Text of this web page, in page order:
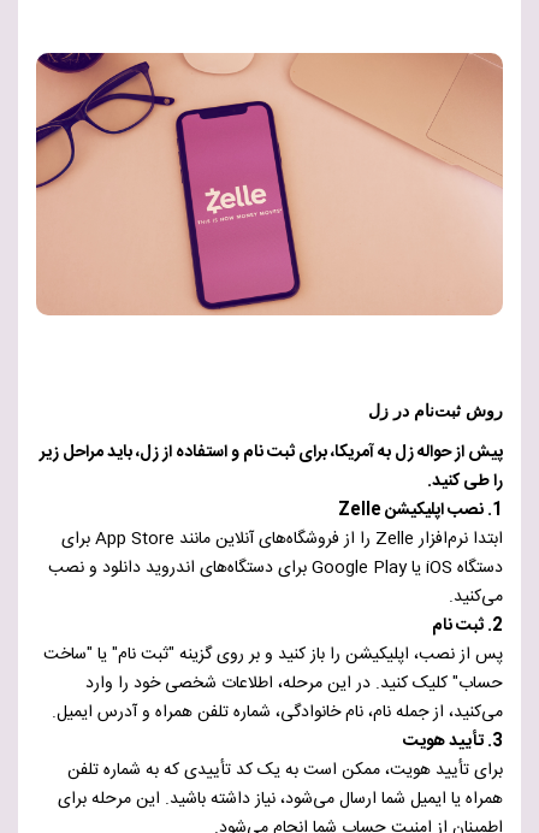
روش ثبت‌نام در زل
پیش از حواله زل به آمریکا، برای ثبت نام و استفاده از زل، باید مراحل زیر
را طی ‌کنید.
1. نصب اپلیکیشن Zelle
ابتدا نرم‌افزار Zelle را از فروشگاه‌های آنلاین مانند App Store برای
دستگاه iOS یا Google Play برای دستگاه‌های اندروید دانلود و نصب
می‌کنید.
2. ثبت نام
پس از نصب، اپلیکیشن را باز کنید و بر روی گزینه "ثبت نام" یا "ساخت
حساب" کلیک کنید. در این مرحله، اطلاعات شخصی خود را وارد
می‌کنید، از جمله نام، نام خانوادگی، شماره تلفن همراه و آدرس ایمیل.
3. تأیید هویت
برای تأیید هویت، ممکن است به یک کد تأییدی که به شماره تلفن
همراه یا ایمیل شما ارسال می‌شود، نیاز داشته باشید. این مرحله برای